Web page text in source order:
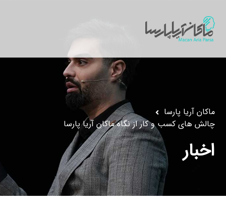
ماکان آریا پارسا
چالش های کسب و کار از نگاه ماکان آریا پارسا
اخبار